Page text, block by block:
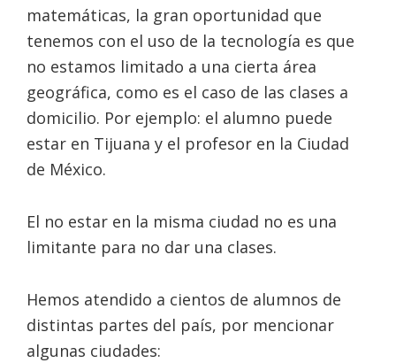
matemáticas, la gran oportunidad que
tenemos con el uso de la tecnología es que
no estamos limitado a una cierta área
geográfica, como es el caso de las clases a
domicilio. Por ejemplo: el alumno puede
estar en Tijuana y el profesor en la Ciudad
de México.
El no estar en la misma ciudad no es una
limitante para no dar una clases.
Hemos atendido a cientos de alumnos de
distintas partes del país, por mencionar
algunas ciudades: